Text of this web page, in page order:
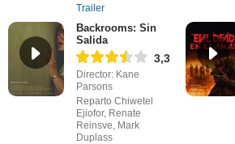
Trailer
Backrooms: Sin
Salida
3,3
Director: Kane
Parsons
Reparto Chiwetel
Ejiofor, Renate
Reinsve, Mark
Duplass